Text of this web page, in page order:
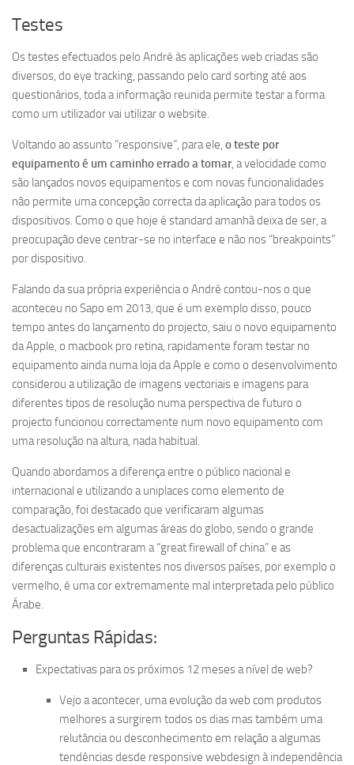
Testes
Os testes efectuados pelo André às aplicações web criadas são
diversos, do eye tracking, passando pelo card sorting até aos
questionários, toda a informação reunida permite testar a forma
como um utilizador vai utilizar o website.
Voltando ao assunto “responsive”, para ele, o teste por
equipamento é um caminho errado a tomar, a velocidade como
são lançados novos equipamentos e com novas funcionalidades
não permite uma concepção correcta da aplicação para todos os
dispositivos. Como o que hoje é standard amanhã deixa de ser, a
preocupação deve centrar-se no interface e não nos “breakpoints”
por dispositivo.
Falando da sua própria experiência o André contou-nos o que
aconteceu no Sapo em 2013, que é um exemplo disso, pouco
tempo antes do lançamento do projecto, saiu o novo equipamento
da Apple, o macbook pro retina, rapidamente foram testar no
equipamento ainda numa loja da Apple e como o desenvolvimento
considerou a utilização de imagens vectoriais e imagens para
diferentes tipos de resolução numa perspectiva de futuro o
projecto funcionou correctamente num novo equipamento com
uma resolução na altura, nada habitual.
Quando abordamos a diferença entre o público nacional e
internacional e utilizando a uniplaces como elemento de
comparação, foi destacado que verificaram algumas
desactualizações em algumas áreas do globo, sendo o grande
problema que encontraram a “great firewall of china” e as
diferenças culturais existentes nos diversos países, por exemplo o
vermelho, é uma cor extremamente mal interpretada pelo público
Árabe.
Perguntas Rápidas:
Expectativas para os próximos 12 meses a nível de web?
Vejo a acontecer, uma evolução da web com produtos
melhores a surgirem todos os dias mas também uma
relutância ou desconhecimento em relação a algumas
tendências desde responsive webdesign à independência